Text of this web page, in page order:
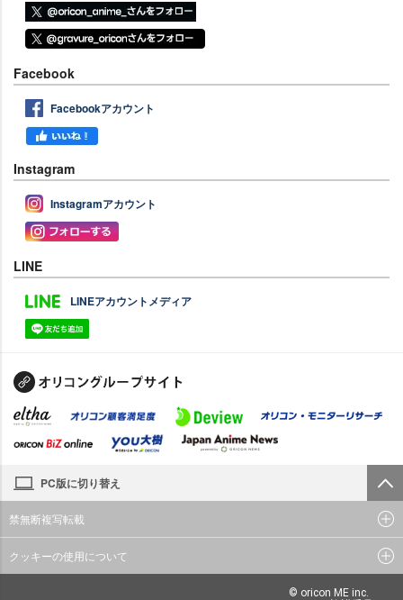
Facebook
Facebookアカウント
Instagram
Instagramアカウント
LINE
LINEアカウントメディア
PC版に切り替え
禁無断複写転載
クッキーの使用について
© oricon ME inc.